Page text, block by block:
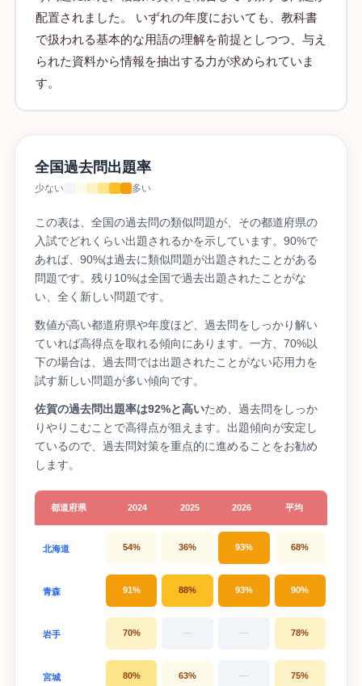
配置されました。 いずれの年度においても、教科書
で扱われる基本的な用語の理解を前提としつつ、与え
られた資料から情報を抽出する力が求められていま
す。
全国過去問出題率
少ない 多い
この表は、全国の過去問の類似問題が、その都道府県の
入試でどれくらい出題されるかを示しています。90%で
あれば、90%は過去に類似問題が出題されたことがある
問題です。残り10%は全国で過去出題されたことがな
い、全く新しい問題です。
数値が高い都道府県や年度ほど、過去問をしっかり解い
ていれば高得点を取れる傾向にあります。一方、70%以
下の場合は、過去問では出題されたことがない応用力を
試す新しい問題が多い傾向です。
佐賀の過去問出題率は92%と高いため、過去問をしっか
りやりこむことで高得点が狙えます。出題傾向が安定し
ているので、過去問対策を重点的に進めることをお勧め
します。
都道府県 2024 2025 2026 平均
北海道 54% 36% 93% 68%
青森 91% 88% 93% 90%
岩手 70% — — 78%
宮城 80% 63% — 75%